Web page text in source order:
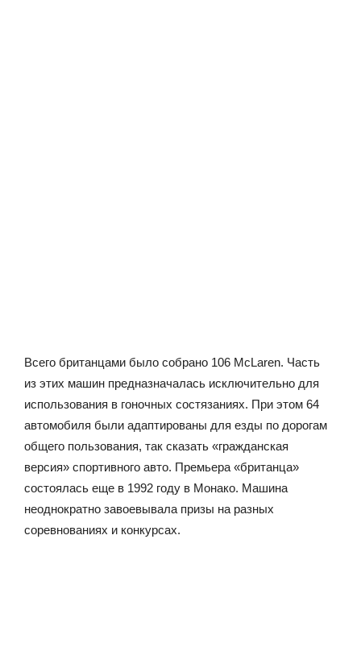
Всего британцами было собрано 106 McLaren. Часть
из этих машин предназначалась исключительно для
использования в гоночных состязаниях. При этом 64
автомобиля были адаптированы для езды по дорогам
общего пользования, так сказать «гражданская
версия» спортивного авто. Премьера «британца»
состоялась еще в 1992 году в Монако. Машина
неоднократно завоевывала призы на разных
соревнованиях и конкурсах.